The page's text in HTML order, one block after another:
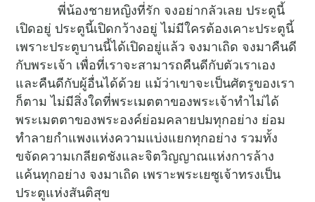
พี่น้องชายหญิงที่รัก จงอย่ากลัวเลย ประตูนี้
เปิดอยู่ ประตูนี้เปิดกว้างอยู่ ไม่มีใครต้องเคาะประตูนี้
เพราะประตูบานนี้ได้เปิดอยู่แล้ว จงมาเถิด จงมาคืนดี
กับพระเจ้า เพื่อที่เราจะสามารถคืนดีกับตัวเราเอง
และคืนดีกับผู้อื่นได้ด้วย แม้ว่าเขาจะเป็นศัตรูของเรา
ก็ตาม ไม่มีสิ่งใดที่พระเมตตาของพระเจ้าทำไม่ได้
พระเมตตาของพระองค์ย่อมคลายปมทุกอย่าง ย่อม
ทำลายกำแพงแห่งความแบ่งแยกทุกอย่าง รวมทั้ง
ขจัดความเกลียดชังและจิตวิญญาณแห่งการล้าง
แค้นทุกอย่าง จงมาเถิด เพราะพระเยซูเจ้าทรงเป็น
ประตูแห่งสันติสุข